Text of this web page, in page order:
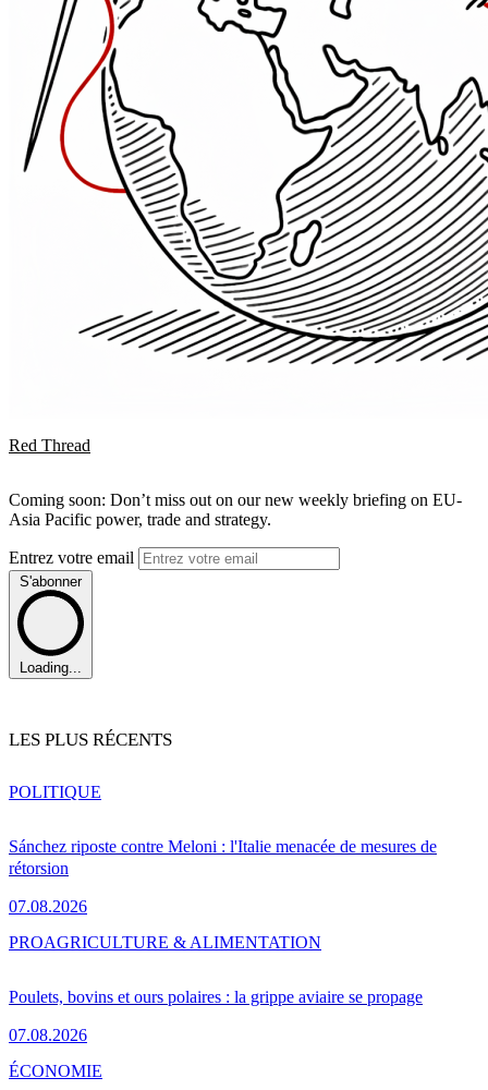
Red Thread
Coming soon: Don’t miss out on our new weekly briefing on EU-
Asia Pacific power, trade and strategy.
Entrez votre email
S'abonner
Loading...
LES PLUS RÉCENTS
Sánchez riposte contre Meloni : l'Italie menacée de mesures de
rétorsion
07.08.2026
POLITIQUE
Poulets, bovins et ours polaires : la grippe aviaire se propage
07.08.2026
PROAGRICULTURE & ALIMENTATION
ÉCONOMIE